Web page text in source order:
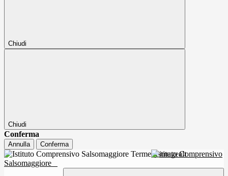
Chiudi
Chiudi
Conferma
Annulla Conferma
Istituto Comprensivo
Salsomaggiore